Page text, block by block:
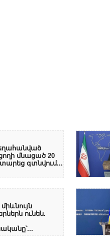
մնացած 20
գտնվում...
ունեն.